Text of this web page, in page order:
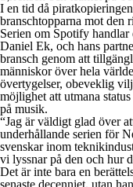
I en tid då
branschtopparna mot den
Serien om Spotify handlar
Daniel Ek, och hans
bransch genom att
människor över hela
övertygelser, obeveklig
möjlighet att utmana
på musik.
“Jag är väldigt glad över
underhållande serien för
svenskar inom
vi lyssnar på den och hur
Det är inte bara en
senaste decenniet, utan